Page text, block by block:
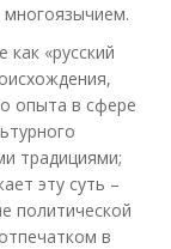
многоязычием.
«русский
опыта в сфере
традициями;
эту суть –
политической
в